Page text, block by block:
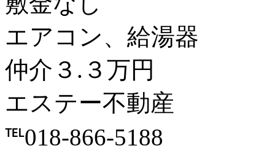
エアコン、給湯器
仲介３.３万円
エステー不動産
℡018-866-5188